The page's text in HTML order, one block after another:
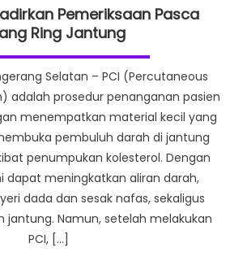
Jika
Pemeriksaan Pasca
Ring Jantung
Selatan – PCI (Percutaneous
adalah prosedur penanganan pasien
menempatkan material kecil yang
pembuluh darah di jantung
penumpukan kolesterol. Dengan
dapat meningkatkan aliran darah,
dada dan sesak nafas, sekaligus
jantung. Namun, setelah melakukan
PCI, […]